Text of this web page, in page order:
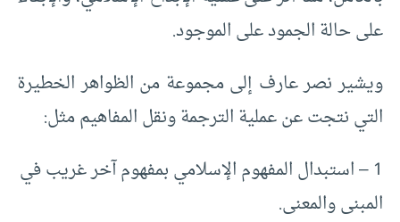
على حالة الجمود على الموجود.
ويشير نصر عارف إلى مجموعة من الظواهر الخطيرة
التي نتجت عن عملية الترجمة ونقل المفاهيم مثل:
1 – استبدال المفهوم الإسلامي بمفهوم آخر غريب في
المبنى والمعنى.